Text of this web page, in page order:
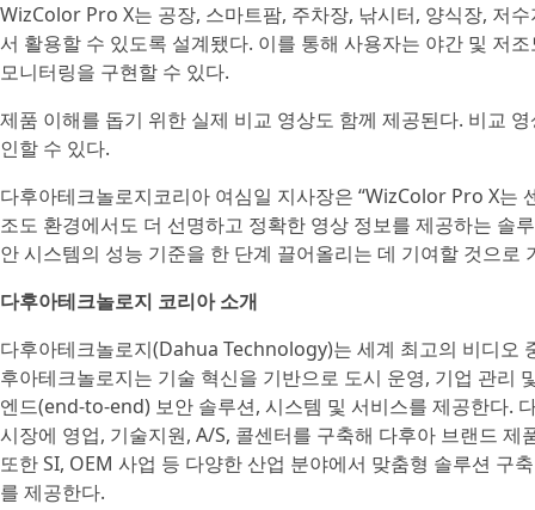
WizColor Pro X는 공장, 스마트팜, 주차장, 낚시터, 양식장, 저
서 활용할 수 있도록 설계됐다. 이를 통해 사용자는 야간 및 저
모니터링을 구현할 수 있다.
제품 이해를 돕기 위한 실제 비교 영상도 함께 제공된다. 비교
인할 수 있다.
다후아테크놀로지코리아 여심일 지사장은 “WizColor Pro X는
조도 환경에서도 더 선명하고 정확한 영상 정보를 제공하는 솔
안 시스템의 성능 기준을 한 단계 끌어올리는 데 기여할 것으로
다후아테크놀로지 코리아 소개
다후아테크놀로지(Dahua Technology)는 세계 최고의 비디오
후아테크놀로지는 기술 혁신을 기반으로 도시 운영, 기업 관리
엔드(end-to-end) 보안 솔루션, 시스템 및 서비스를 제공한다.
시장에 영업, 기술지원, A/S, 콜센터를 구축해 다후아 브랜드
또한 SI, OEM 사업 등 다양한 산업 분야에서 맞춤형 솔루션 구
를 제공한다.